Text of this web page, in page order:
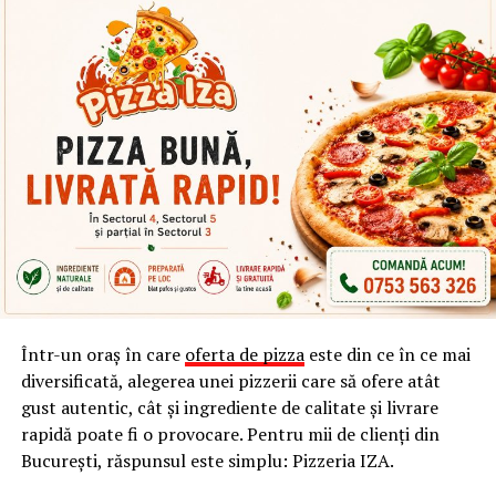
Ce documente sunt necesare pentru a intra în
Turcia?
Cetățenii români au nevoie de un pașaport valabil
pentru a trece granița. Acest document trebuie să aibă o
valabilitate de minimum 150 de zile de la data intrării în
țară. Nu poți călători în Turcia doar cu cartea de
identitate, așa că verifică din timp data de expirare a
pașaportului.
Viza turistică nu mai este necesară pentru sejururile
care nu depășesc 90 de zile într-un interval de 180 de
zile. Asigurarea medicală de călătorie nu este obligatorie
prin lege, însă este recomandat să o închei înainte de
plecare. Costurile serviciilor medicale private din Turcia
pot fi foarte mari în caz de urgență.
Cum ajungi eficient la hotelul tău?
Într-un oraș în care oferta de pizzaeste din ce în ce mai
diversificată, alegerea unei pizzerii care să ofere atât
gust autentic, cât și ingrediente de calitate și livrare
rapidă poate fi o provocare. Pentru mii de clienți din
București, răspunsul este simplu: Pizzeria IZA.